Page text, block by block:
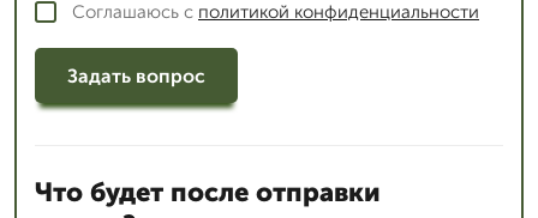
Соглашаюсь с политикой конфиденциальности
Задать вопрос
Что будет после отправки